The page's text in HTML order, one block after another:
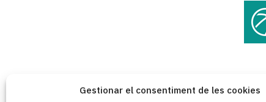
Gestionar el consentiment de les cookies